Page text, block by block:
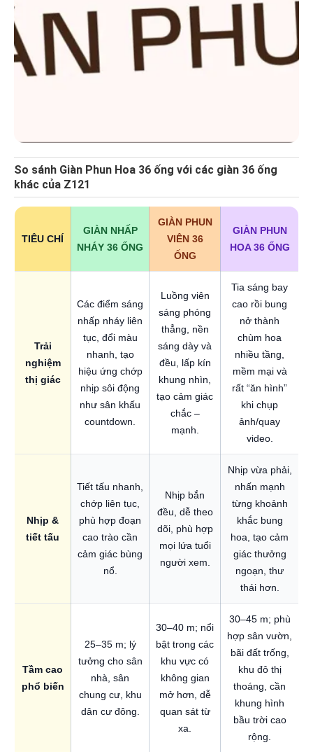
So sánh Giàn Phun Hoa 36 ống với các giàn 36 ống
khác của Z121
TIÊU CHÍ
GIÀN NHẤP
NHÁY 36 ỐNG
GIÀN PHUN
VIÊN 36
ỐNG
GIÀN PHUN
HOA 36 ỐNG
Trải
nghiệm
thị giác
Các điểm sáng
nhấp nháy liên
tục, đổi màu
nhanh, tạo
hiệu ứng chớp
nhịp sôi động
như sân khấu
countdown.
Luồng viên
sáng phóng
thẳng, nền
sáng dày và
đều, lấp kín
khung nhìn,
tạo cảm giác
chắc –
mạnh.
Tia sáng bay
cao rồi bung
nở thành
chùm hoa
nhiều tầng,
mềm mại và
rất “ăn hình”
khi chụp
ảnh/quay
video.
Nhịp &
tiết tấu
Tiết tấu nhanh,
chớp liên tục,
phù hợp đoạn
cao trào cần
cảm giác bùng
nổ.
Nhịp bắn
đều, dễ theo
dõi, phù hợp
mọi lứa tuổi
người xem.
Nhịp vừa phải,
nhấn mạnh
từng khoảnh
khắc bung
hoa, tạo cảm
giác thưởng
ngoạn, thư
thái hơn.
Tầm cao
phổ biến
25–35 m; lý
tưởng cho sân
nhà, sân
chung cư, khu
dân cư đông.
30–40 m; nổi
bật trong các
khu vực có
không gian
mở hơn, dễ
quan sát từ
xa.
30–45 m; phù
hợp sân vườn,
bãi đất trống,
khu đô thị
thoáng, cần
khung hình
bầu trời cao
rộng.